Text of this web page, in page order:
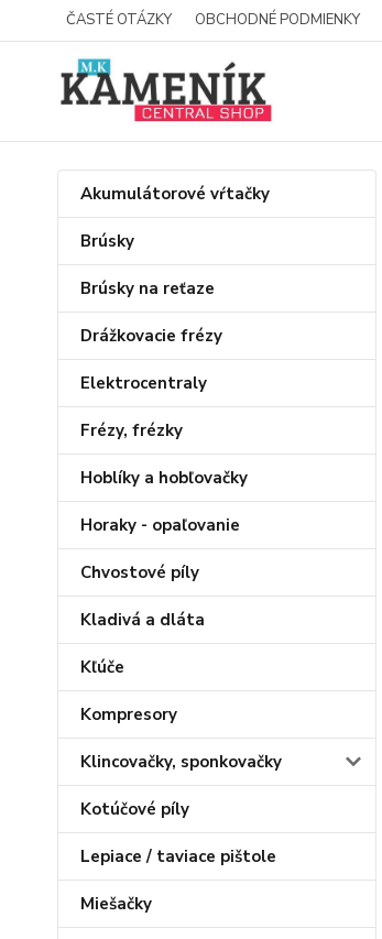
ČASTÉ OTÁZKY OBCHODNÉ PODMIENKY
Akumulátorové vŕtačky
Brúsky
Brúsky na reťaze
Drážkovacie frézy
Elektrocentraly
Frézy, frézky
Hoblíky a hobľovačky
Horaky - opaľovanie
Chvostové píly
Kladivá a dláta
Kľúče
Kompresory
Klincovačky, sponkovačky
Kotúčové píly
Lepiace / taviace pištole
Miešačky